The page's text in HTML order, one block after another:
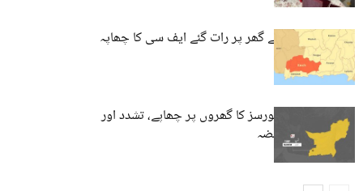
کیچ: علی فقیر کے گھر پر رات گئے ایف سی کا چھاپہ
تمپ: پاکستانی فورسز کا گھروں پر چھاپے، تشدد اور
قیمی اشیاء پر قبضہ